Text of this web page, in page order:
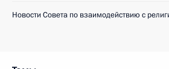
Новости Совета по взаимодействию с